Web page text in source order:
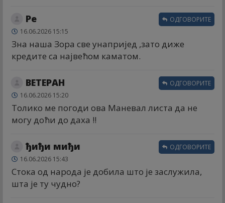
Ре
16.06.2026 15:15
Зна наша Зора све унапријед ,зато диже
кредите са највећом каматом.
ОДГОВОРИТЕ
ВЕТЕРАН
16.06.2026 15:20
Толико ме погоди ова Маневал листа да не
могу доћи до даха !!
ОДГОВОРИТЕ
ђиђи миђи
16.06.2026 15:43
Стока од народа је добила што је заслужила,
шта је ту чудно?
ОДГОВОРИТЕ